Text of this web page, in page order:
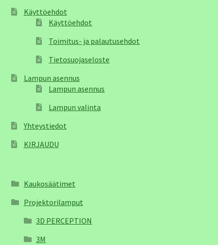
Käyttöehdot
Käyttöehdot
Toimitus- ja palautusehdot
Tietosuojaseloste
Lampun asennus
Lampun asennus
Lampun valinta
Yhteystiedot
KIRJAUDU
Kaukosäätimet
Projektorilamput
3D PERCEPTION
3M